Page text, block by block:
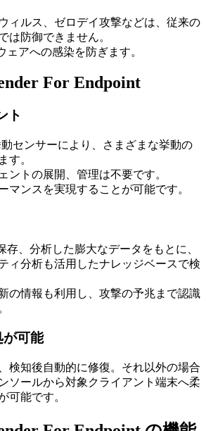
ィルス、ゼロデイ攻撃などは、従来の
は防御できません。
ェアへの感染を防ぎます。
For Endpoint
ト
センサーにより、さまざまな挙動の
す。
ントの展開、管理は不要です。
マンスを実現することが可能です。
存、分析した膨大なデータをもとに、
ィ分析も活用したナレッジベースで検
の情報も利用し、攻撃の予兆まで認識
が可能
検知後自動的に修復。それ以外の場合
ソールから対象クライアント端末へ柔
可能です。